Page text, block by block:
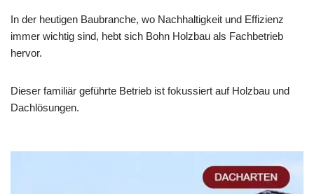
In der heutigen Baubranche, wo Nachhaltigkeit und Effizienz
immer wichtig sind, hebt sich Bohn Holzbau als Fachbetrieb
hervor.
Dieser familiär geführte Betrieb ist fokussiert auf Holzbau und
Dachlösungen.